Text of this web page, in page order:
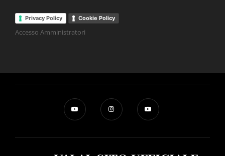
Privacy Policy Cookie Policy
Accesso Amministratori